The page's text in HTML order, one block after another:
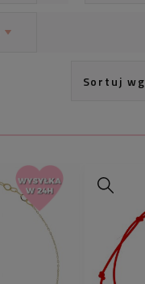
Sortuj